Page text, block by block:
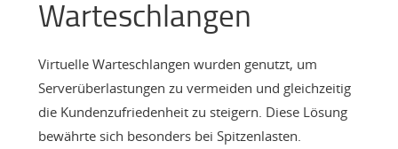
Warteschlangen
Virtuelle Warteschlangen wurden genutzt, um
Serverüberlastungen zu vermeiden und gleichzeitig
die Kundenzufriedenheit zu steigern. Diese Lösung
bewährte sich besonders bei Spitzenlasten.